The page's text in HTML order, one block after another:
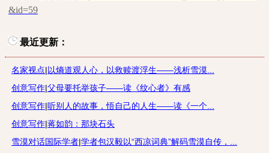
&id=59
最近更新：
名家视点|以熵道观人心，以救赎渡浮生——浅析雪漠...
创意写作|父母要托举孩子——读《纹心者》有感
创意写作|听别人的故事，悟自己的人生——读《一个...
创意写作|蒋如韵：那块石头
雪漠对话国际学者|学者包汉毅以“西凉词典”解码雪漠自传，...